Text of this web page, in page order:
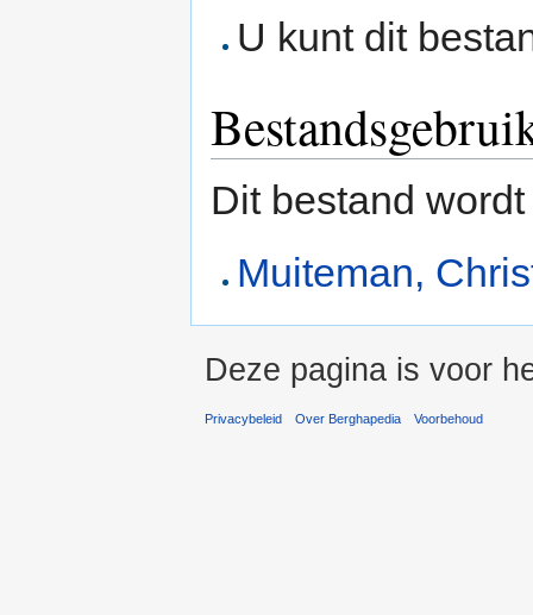
U kunt dit
Dit bestand
Muiteman,
Deze pagina is voor
Privacybeleid Over Berghapedia Voorbehoud